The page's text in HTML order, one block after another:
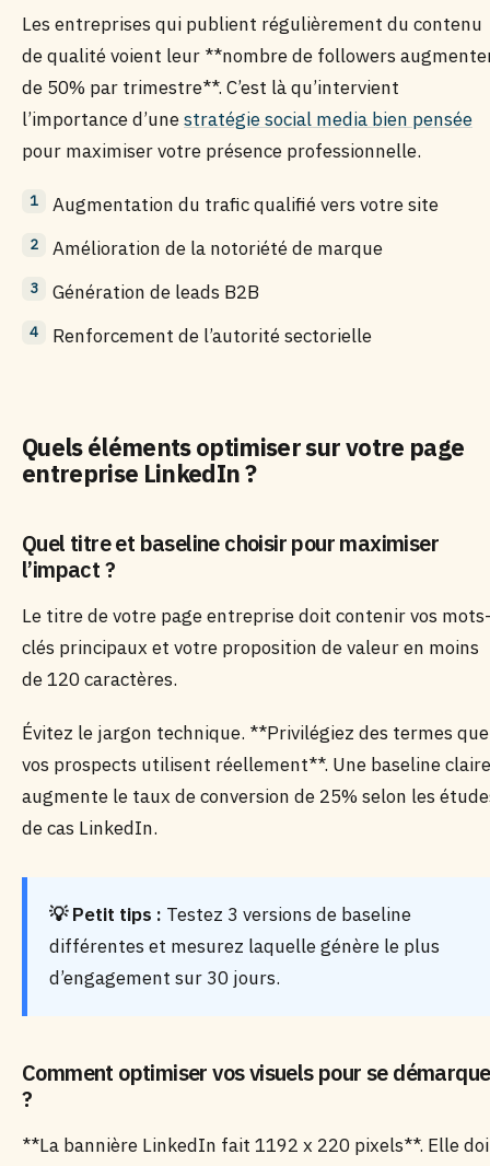
Les entreprises qui publient régulièrement du contenu
de qualité voient leur **nombre de followers
de 50% par trimestre**. C’est là qu’intervient
l’importance d’unestratégie social media bien pensée
pour maximiser votre présence professionnelle.
Augmentation du trafic qualifié vers votre site
Amélioration de la notoriété de marque
Génération de leads B2B
Renforcement de l’autorité sectorielle
Quels éléments optimiser sur votre page
entreprise LinkedIn ?
Quel titre et baseline choisir pour maximiser
l’impact ?
Le titre de votre page entreprise doit contenir vos mots-
clés principaux et votre proposition de valeur en moins
de 120 caractères.
Évitez le jargon technique. **Privilégiez des termes que
vos prospects utilisent réellement**. Une baseline claire
augmente le taux de conversion de 25% selon les
de cas LinkedIn.
💡 Petit tips : Testez 3 versions de baseline
différentes et mesurez laquelle génère le plus
d’engagement sur 30 jours.
Comment optimiser vos visuels pour se
?
**La bannière LinkedIn fait 1192 x 220 pixels**. Elle